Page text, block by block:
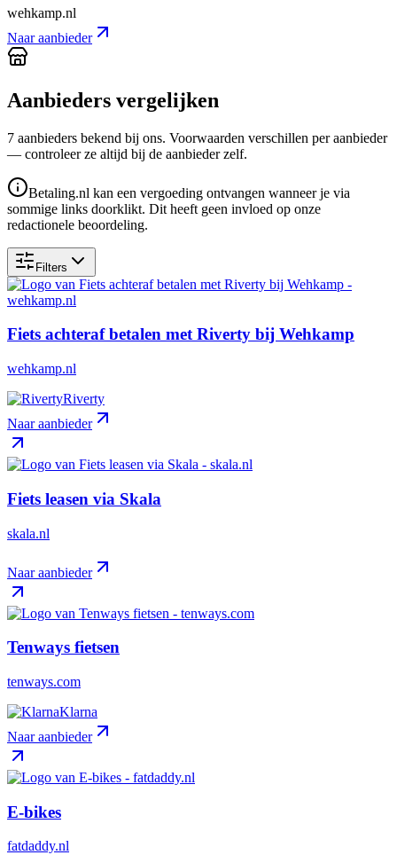
wehkamp.nl
Naar aanbieder
Aanbieders vergelijken
7 aanbieders bekend bij ons. Voorwaarden verschillen per aanbieder
— controleer ze altijd bij de aanbieder zelf.
Betaling.nl kan een vergoeding ontvangen wanneer je via
sommige links doorklikt. Dit heeft geen invloed op onze
redactionele beoordeling.
Filters
Fiets achteraf betalen met Riverty bij Wehkamp
wehkamp.nl
Riverty
Naar aanbieder
Fiets leasen via Skala
skala.nl
Naar aanbieder
Tenways fietsen
tenways.com
Klarna
Naar aanbieder
E-bikes
fatdaddy.nl